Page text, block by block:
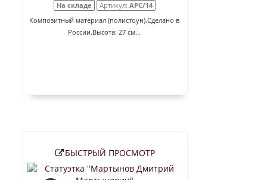
На складе Артикул: АРС/14
Композитный материал (полистоун).Сделано в
России.Высота: 27 см...
БЫСТРЫЙ ПРОСМОТР